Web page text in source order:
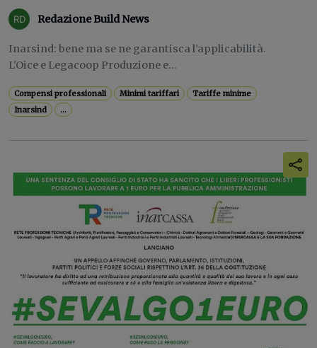
Redazione Build News
Inarsind: bene ma se ne garantisca l’applicabilità.
L'Oice e Legacoop Produzione e...
Compensi professionali Minimi tariffari
Tariffe minime
Inarsind
...